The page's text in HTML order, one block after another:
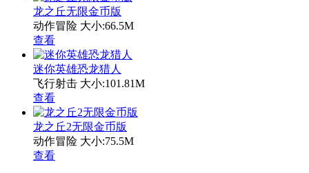
龙之丘无限金币版
动作冒险 大小:66.5M
查看
迷你英雄恐龙猎人
飞行射击 大小:101.81M
查看
龙之丘2无限金币版
动作冒险 大小:75.5M
查看